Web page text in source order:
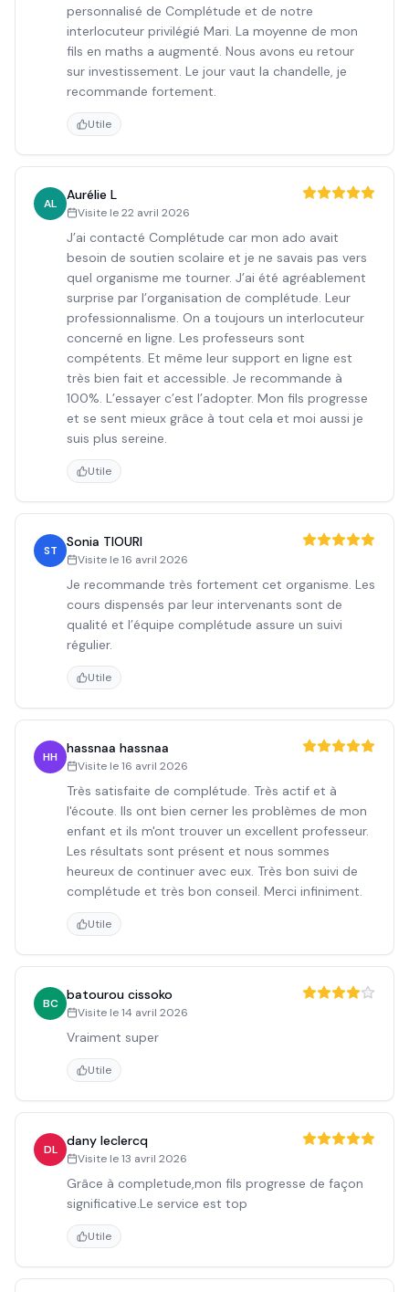
personnalisé de Complétude et de notre
interlocuteur privilégié Mari. La moyenne de mon
fils en maths a augmenté. Nous avons eu retour
sur investissement. Le jour vaut la chandelle, je
recommande fortement.
Utile
AL
Aurélie L
Visite le22 avril 2026
J’ai contacté Complétude car mon ado avait
besoin de soutien scolaire et je ne savais pas vers
quel organisme me tourner. J’ai été agréablement
surprise par l’organisation de complétude. Leur
professionnalisme. On a toujours un interlocuteur
concerné en ligne. Les professeurs sont
compétents. Et même leur support en ligne est
très bien fait et accessible. Je recommande à
100%. L’essayer c’est l’adopter. Mon fils progresse
et se sent mieux grâce à tout cela et moi aussi je
suis plus sereine.
Utile
ST
Sonia TIOURI
Visite le16 avril 2026
Je recommande très fortement cet organisme. Les
cours dispensés par leur intervenants sont de
qualité et l’équipe complétude assure un suivi
régulier.
Utile
HH
hassnaa hassnaa
Visite le16 avril 2026
Très satisfaite de complétude. Très actif et à
l'écoute. Ils ont bien cerner les problèmes de mon
enfant et ils m'ont trouver un excellent professeur.
Les résultats sont présent et nous sommes
heureux de continuer avec eux. Très bon suivi de
complétude et très bon conseil. Merci infiniment.
Utile
BC
batourou cissoko
Visite le14 avril 2026
Vraiment super
Utile
DL
dany leclercq
Visite le13 avril 2026
Grâce à completude,mon fils progresse de façon
significative.Le service est top
Utile